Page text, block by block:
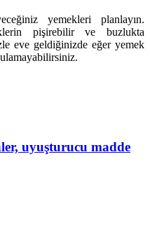
yemekleri planlayın.
pişirebilir ve buzlukta
eve geldiğinizde eğer yemek
uyuşturucu madde